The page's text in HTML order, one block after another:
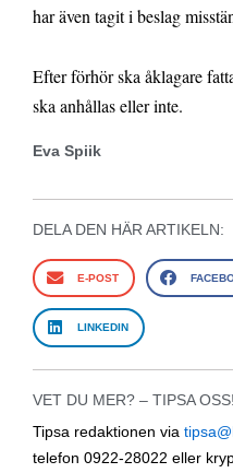
har även tagit i beslag
Efter förhör ska åklagare
ska anhållas eller inte.
Eva Spiik
DELA DEN HÄR ARTIKELN:
E-POST
LINKEDIN
VET DU MER? – TIPSA OSS!
Tipsa redaktionen via
telefon 0922-28022 eller